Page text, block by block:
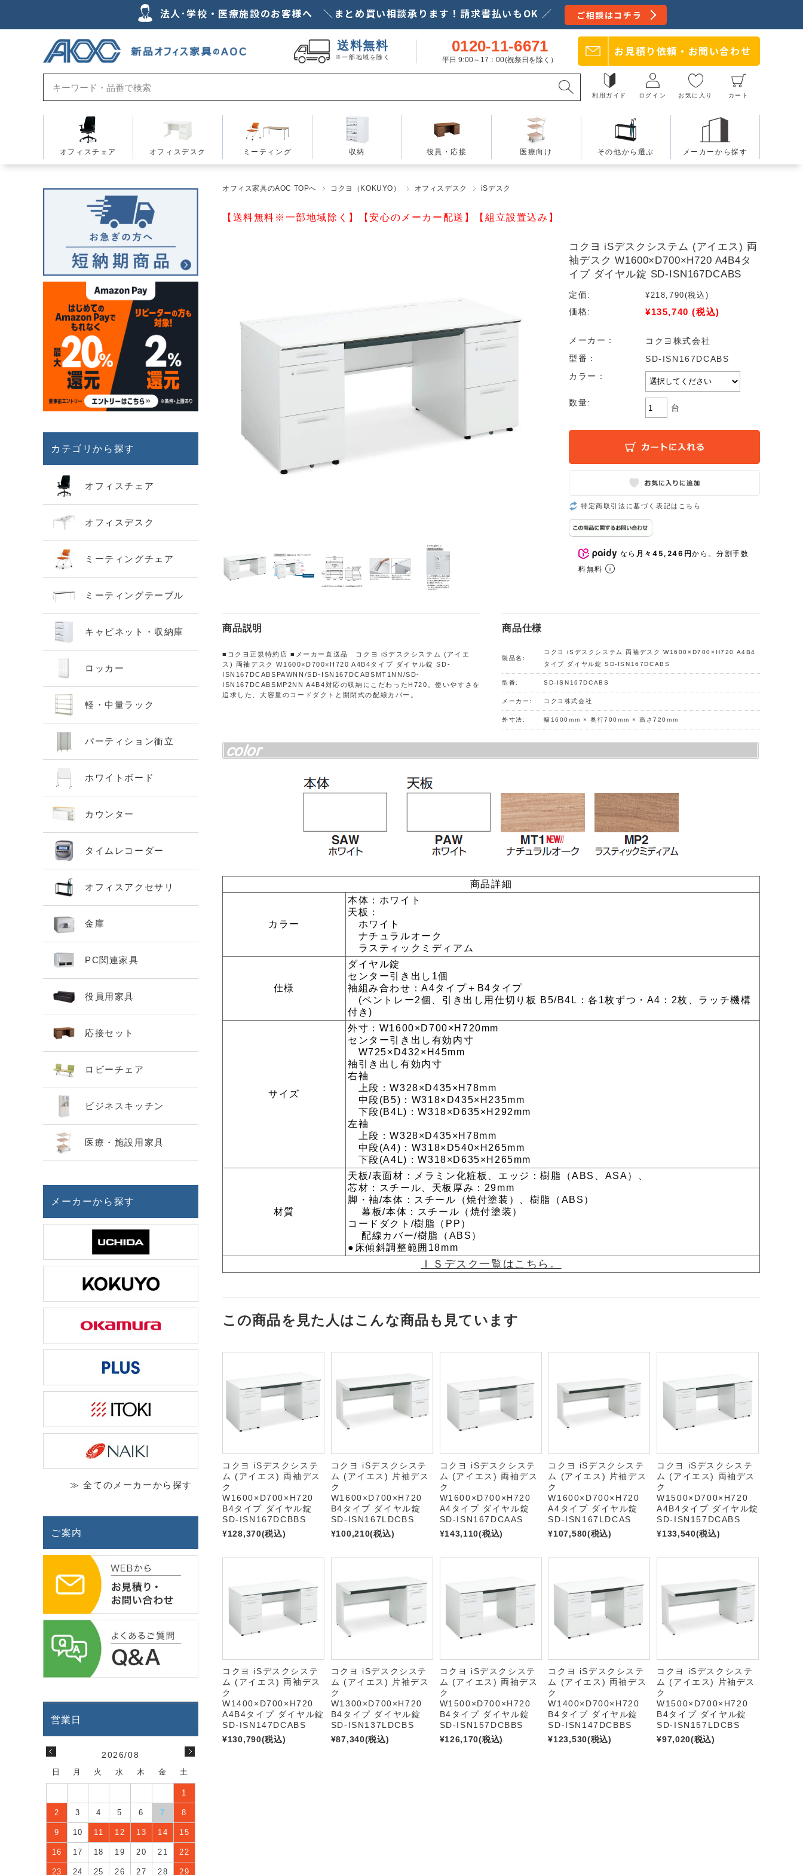
法人･学校・医療施設のお客様へ ＼まとめ買い相談承ります！請求書払いもOK ／ ご相談はコチラ
送料無料
※一部地域を除く
0120-11-6671
平日 9:00～17：00(祝祭日を除く）
お見積り依頼・ お問い合わせ
利用ガイド ログイン お気に入り カート
オフィスチェア オフィスデスク ミーティング 収納 役員・応接 医療向け その他から選ぶ メーカーから探す
オフィス家具のAOC TOPへ コクヨ（KOKUYO） オフィスデスク iSデスク
【送料無料※一部地域除く】【安心のメーカー配送】【組立設置込み】
コクヨ iSデスクシステム (アイエス) 両
袖デスク W1600×D700×H720 A4B4タ
イプ ダイヤル錠 SD-ISN167DCABS
定価: ¥218,790(税込)
価格:
¥135,740 (税込)
メーカー：
コクヨ株式会社
型番：
SD-ISN167DCABS
カラー：
数量:
台
特定商取引法に基づく表記はこちら
なら 月々45,246円から。分割手数
料無料
商品説明
■コクヨ正規特約店 ■メーカー直送品 コクヨ iSデスクシステム (アイエ
ス) 両袖デスク W1600×D700×H720 A4B4タイプ ダイヤル錠 SD-
ISN167DCABSPAWNN/SD-ISN167DCABSMT1NN/SD-
ISN167DCABSMP2NN A4B4対応の収納にこだわったH720。使いやすさを
追求した、大容量のコードダクトと開閉式の配線カバー。
商品仕様
製品名:
コクヨ iSデスクシステム 両袖デスク W1600×D700×H720 A4B4
タイプ ダイヤル錠 SD-ISN167DCABS
型番: SD-ISN167DCABS
メーカー: コクヨ株式会社
外寸法: 幅1600mm × 奥行700mm × 高さ720mm
商品詳細
カラー
本体：ホワイト
天板：
ホワイト
ナチュラルオーク
ラスティックミディアム
仕様
ダイヤル錠
センター引き出し1個
袖組み合わせ：A4タイプ＋B4タイプ
(ペントレー2個、引き出し用仕切り板 B5/B4L：各1枚ずつ・A4：2枚、ラッチ機構
付き)
サイズ
外寸：W1600×D700×H720mm
センター引き出し有効内寸
W725×D432×H45mm
袖引き出し有効内寸
右袖
上段：W328×D435×H78mm
中段(B5)：W318×D435×H235mm
下段(B4L)：W318×D635×H292mm
左袖
上段：W328×D435×H78mm
中段(A4)：W318×D540×H265mm
下段(A4L)：W318×D635×H265mm
材質
天板/表面材：メラミン化粧板、エッジ：樹脂（ABS、ASA）、
芯材：スチール、天板厚み：29mm
脚・袖/本体：スチール（焼付塗装）、樹脂（ABS）
幕板/本体：スチール（焼付塗装）
コードダクト/樹脂（PP）
配線カバー/樹脂（ABS）
●床傾斜調整範囲18mm
ＩＳデスク一覧はこちら。
この商品を見た人はこんな商品も見ています
コクヨ iSデスクシステ
ム (アイエス) 両袖デス
ク
W1600×D700×H720
B4タイプ ダイヤル錠
SD-ISN167DCBBS
¥128,370(税込)
コクヨ iSデスクシステ
ム (アイエス) 片袖デス
ク
W1600×D700×H720
B4タイプ ダイヤル錠
SD-ISN167LDCBS
¥100,210(税込)
コクヨ iSデスクシステ
ム (アイエス) 両袖デス
ク
W1600×D700×H720
A4タイプ ダイヤル錠
SD-ISN167DCAAS
¥143,110(税込)
コクヨ iSデスクシステ
ム (アイエス) 片袖デス
ク
W1600×D700×H720
A4タイプ ダイヤル錠
SD-ISN167LDCAS
¥107,580(税込)
コクヨ iSデスクシステ
ム (アイエス) 両袖デス
ク
W1500×D700×H720
A4B4タイプ ダイヤル錠
SD-ISN157DCABS
¥133,540(税込)
コクヨ iSデスクシステ
ム (アイエス) 両袖デス
ク
W1400×D700×H720
A4B4タイプ ダイヤル錠
SD-ISN147DCABS
¥130,790(税込)
コクヨ iSデスクシステ
ム (アイエス) 片袖デス
ク
W1300×D700×H720
B4タイプ ダイヤル錠
SD-ISN137LDCBS
¥87,340(税込)
コクヨ iSデスクシステ
ム (アイエス) 両袖デス
ク
W1500×D700×H720
B4タイプ ダイヤル錠
SD-ISN157DCBBS
¥126,170(税込)
コクヨ iSデスクシステ
ム (アイエス) 両袖デス
ク
W1400×D700×H720
B4タイプ ダイヤル錠
SD-ISN147DCBBS
¥123,530(税込)
コクヨ iSデスクシステ
ム (アイエス) 片袖デス
ク
W1500×D700×H720
B4タイプ ダイヤル錠
SD-ISN157LDCBS
¥97,020(税込)
カテゴリから探す
オフィスチェア
オフィスデスク
ミーティングチェア
ミーティングテーブル
キャビネット・収納庫
ロッカー
軽・中量ラック
パーティション衝立
ホワイトボード
カウンター
タイムレコーダー
オフィスアクセサリ
金庫
PC関連家具
役員用家具
応接セット
ロビーチェア
ビジネスキッチン
医療・施設用家具
メーカーから探す
≫ 全てのメーカーから探す
ご案内
2026/08
日 月 火 水 木 金 土
1
2 3 4 5 6 7 8
9 10 11 12 13 14 15
16 17 18 19 20 21 22
23 24 25 26 27 28 29